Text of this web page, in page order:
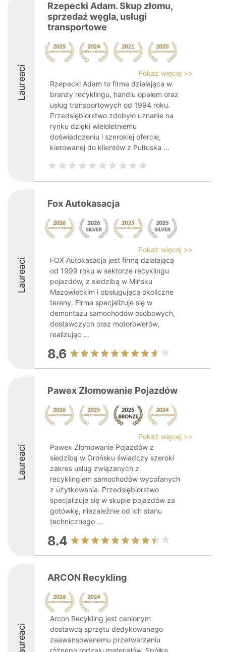
Laureaci
Rzepecki Adam. Skup złomu,
sprzedaż węgla, usługi
transportowe
Pokaż więcej >>
Rzepecki Adam to firma działająca w
branży recyklingu, handlu opałem oraz
usług transportowych od 1994 roku.
Przedsiębiorstwo zdobyło uznanie na
rynku dzięki wieloletniemu
doświadczeniu i szerokiej ofercie,
kierowanej do klientów z Pułtuska ...
Laureaci
Fox Autokasacja
Pokaż więcej >>
FOX Autokasacja jest firmą działającą
od 1999 roku w sektorze recyklingu
pojazdów, z siedzibą w Mińsku
Mazowieckim i obsługującą okoliczne
tereny. Firma specjalizuje się w
demontażu samochodów osobowych,
dostawczych oraz motorowerów,
realizując ...
8.6
Laureaci
Pawex Złomowanie Pojazdów
Pokaż więcej >>
Pawex Złomowanie Pojazdów z
siedzibą w Orońsku świadczy szeroki
zakres usług związanych z
recyklingiem samochodów wycofanych
z użytkowania. Przedsiębiorstwo
specjalizuje się w skupie pojazdów za
gotówkę, niezależnie od ich stanu
technicznego ...
8.4
Laureaci
ARCON Recykling
Arcon Recykling jest cenionym
dostawcą sprzętu dedykowanego
zaawansowanemu przetwarzaniu
różnego rodzaju materiałów. Spółka